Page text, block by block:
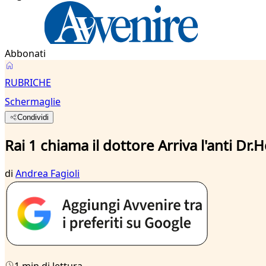
Abbonati
RUBRICHE
Schermaglie
Condividi
Rai 1 chiama il dottore Arriva l'anti
di Andrea Fagioli